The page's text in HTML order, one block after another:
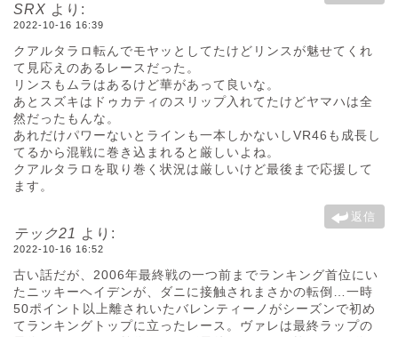
SRX より:
2022-10-16 16:39
クアルタラロ転んでモヤッとしてたけどリンスが魅せてくれ
て見応えのあるレースだった。
リンスもムラはあるけど華があって良いな。
あとスズキはドゥカティのスリップ入れてたけどヤマハは全
然だったもんな。
あれだけパワーないとラインも一本しかないしVR46も成長し
てるから混戦に巻き込まれると厳しいよね。
クアルタラロを取り巻く状況は厳しいけど最後まで応援して
ます。
返信
テック21 より:
2022-10-16 16:52
古い話だが、2006年最終戦の一つ前までランキング首位にい
たニッキーヘイデンが、ダニに接触されまさかの転倒…一時
50ポイント以上離されいたバレンティーノがシーズンで初め
てランキングトップに立ったレース。ヴァレは最終ラップの